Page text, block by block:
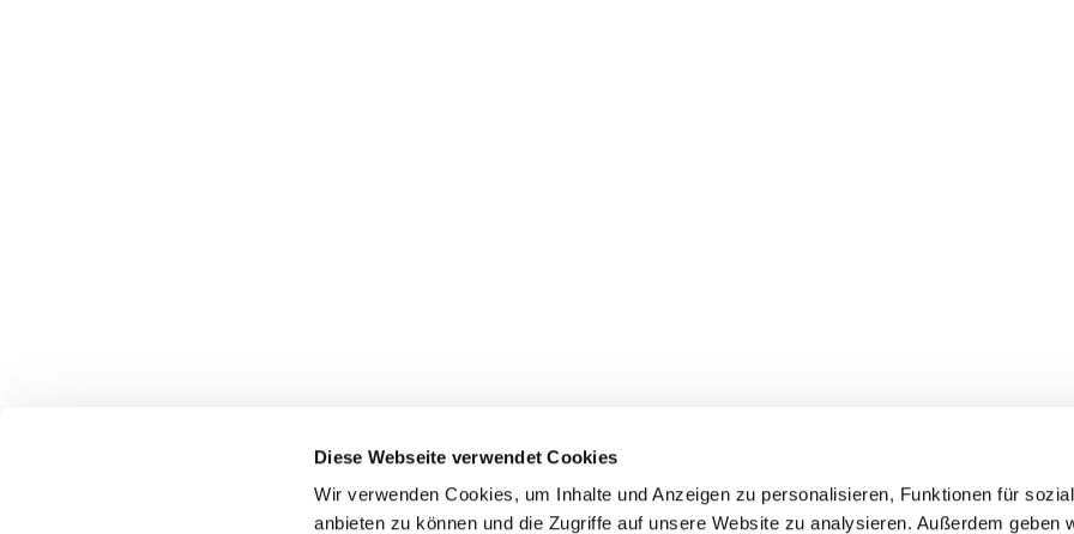
Diese Webseite verwendet Cookies
Wir verwenden Cookies, um Inhalte und Anzeigen zu personalisieren, Funktionen für
anbieten zu können und die Zugriffe auf unsere Website zu analysieren. Außerdem geben